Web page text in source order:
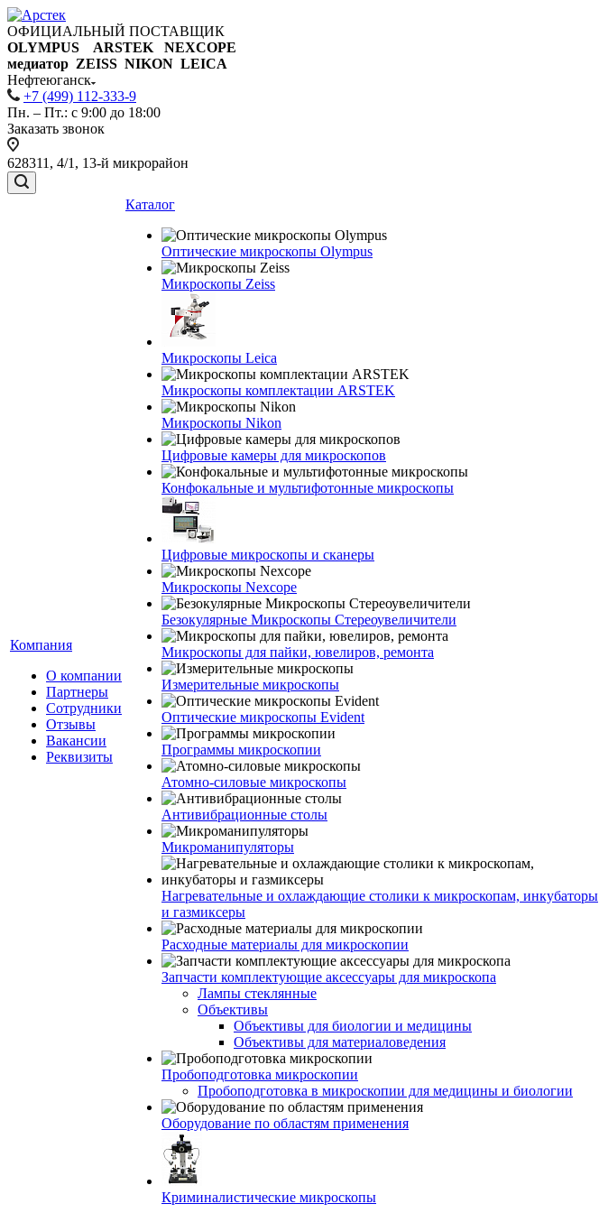
ОФИЦИАЛЬНЫЙ ПОСТАВЩИК
OLYMPUS ARSTEK NEXCOPE
медиатор ZEISS NIKON LEICA
Нефтеюганск
+7 (499) 112-333-9
Пн. – Пт.: с 9:00 до 18:00
Заказать звонок
628311, 4/1, 13-й микрорайон
Компания
О компании
Партнеры
Сотрудники
Отзывы
Вакансии
Реквизиты
Каталог
Оптические микроскопы Olympus
Микроскопы Zeiss
Микроскопы Leica
Микроскопы комплектации ARSTEK
Микроскопы Nikon
Цифровые камеры для микроскопов
Конфокальные и мультифотонные микроскопы
Цифровые микроскопы и сканеры
Микроскопы Nexcope
Безокулярные Микроскопы Стереоувеличители
Микроскопы для пайки, ювелиров, ремонта
Измерительные микроскопы
Оптические микроскопы Evident
Программы микроскопии
Атомно-силовые микроскопы
Антивибрационные столы
Микроманипуляторы
Нагревательные и охлаждающие столики к микроскопам, инкубаторы
и газмиксеры
Расходные материалы для микроскопии
Запчасти комплектующие аксессуары для микроскопа
Лампы стеклянные
Объективы
Объективы для биологии и медицины
Объективы для материаловедения
Пробоподготовка микроскопии
Пробоподготовка в микроскопии для медицины и биологии
Оборудование по областям применения
Криминалистические микроскопы